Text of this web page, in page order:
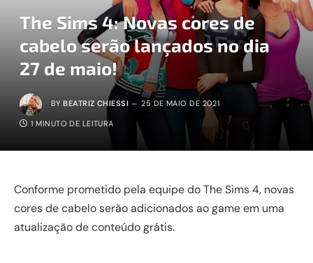
The Sims 4: Novas cores de
cabelo serão lançados no dia
27 de maio!
BY BEATRIZ CHIESSI 25 DE MAIO DE 2021
1 MINUTO DE LEITURA
Conforme prometido pela equipe do The Sims 4, novas
cores de cabelo serão adicionados ao game em uma
atualização de conteúdo grátis.